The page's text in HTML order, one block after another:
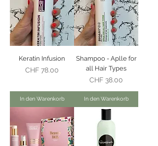
Keratin Infusion
Preis
CHF 78.00
In den Warenkorb
Shampoo - Aplle for
all Hair Types
Preis
CHF 38.00
In den Warenkorb